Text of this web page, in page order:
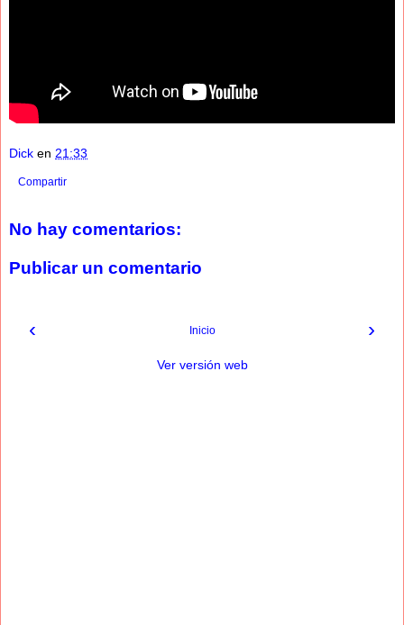
Dick en 21:33
Compartir
No hay comentarios:
Publicar un comentario
‹ ›
Inicio
Ver versión web